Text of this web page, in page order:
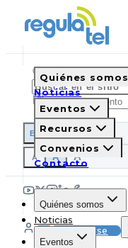
ES EN PT IT
A A A
Suscribirse
Quiénes somos
Noticias
Eventos
Recursos
Convenios
Contacto
Quiénes somos
Noticias
Eventos